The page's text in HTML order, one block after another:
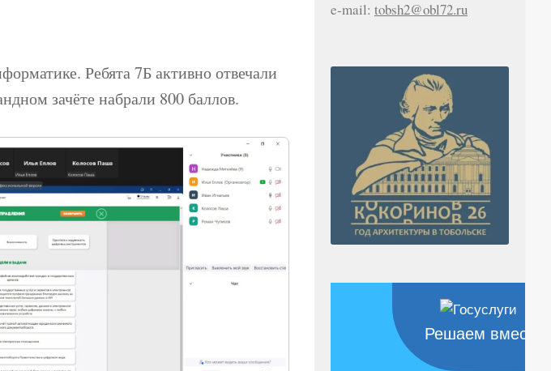
Ребята 7Б активно отвечали
зачёте набрали 800 баллов.
e-mail: tobsh2@obl72.ru
Решаем вместе